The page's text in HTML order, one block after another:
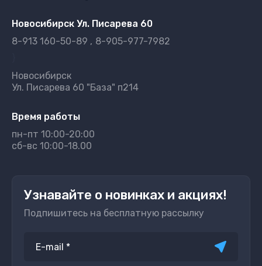
Новосибирск Ул. Писарева 60
8-913 160-50-89
8-905-977-7982
Новосибирск
Ул. Писарева 60 "База" п214
Время работы
пн-пт 10:00-20:00
сб-вс 10:00-18.00
Узнавайте о новинках и акциях!
Подпишитесь на бесплатную рассылку